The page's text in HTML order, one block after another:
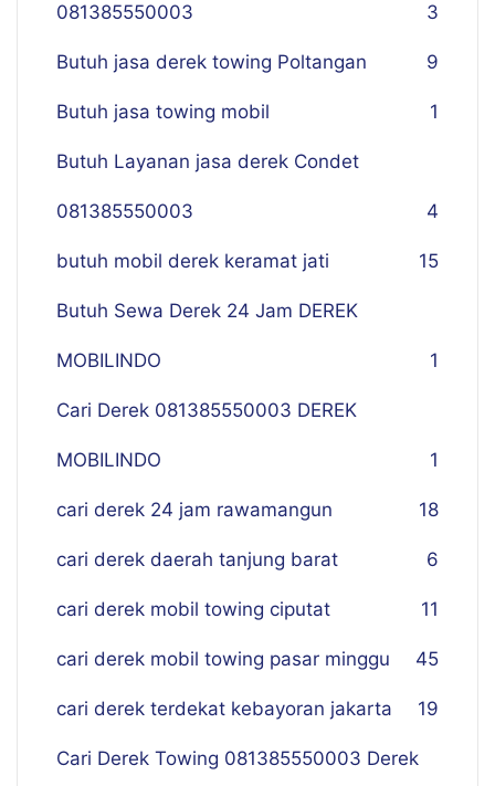
081385550003 3
Butuh jasa derek towing Poltangan 9
Butuh jasa towing mobil 1
Butuh Layanan jasa derek Condet
081385550003 4
butuh mobil derek keramat jati 15
Butuh Sewa Derek 24 Jam DEREK
MOBILINDO 1
Cari Derek 081385550003 DEREK
MOBILINDO 1
cari derek 24 jam rawamangun 18
cari derek daerah tanjung barat 6
cari derek mobil towing ciputat 11
cari derek mobil towing pasar minggu 45
cari derek terdekat kebayoran jakarta 19
Cari Derek Towing 081385550003 Derek